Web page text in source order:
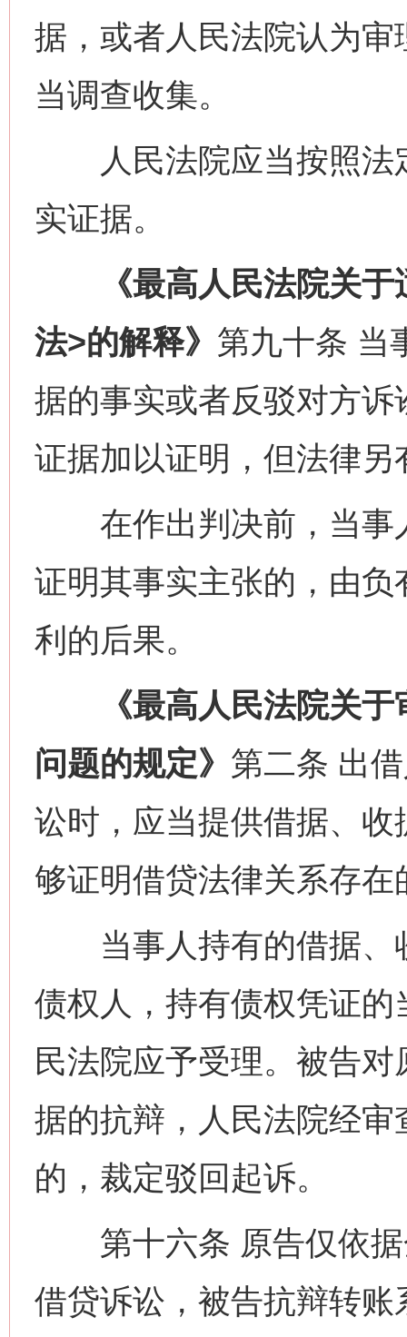
据，或者人民法院认为
当调查收集。
人民法院应当按照法
实证据。
《最高人民法院关于
法>的解释》 第九十条 当
据的事实或者反驳对方
证据加以证明，但法律另
在作出判决前，当事
证明其事实主张的，由
利的后果。
《最高人民法院关于
问题的规定》 第二条 出
讼时，应当提供借据、
够证明借贷法律关系存在
当事人持有的借据、
债权人，持有债权凭证
民法院应予受理。被告
据的抗辩，人民法院经
的，裁定驳回起诉。
第十六条 原告仅依据
借贷诉讼，被告抗辩转